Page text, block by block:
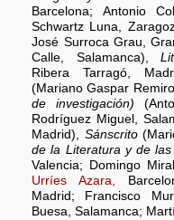
Barcelona; Antonio
Schwartz Luna,
José Surroca Grau,
Calle, Salamanca),
Ribera Tarragó,
(Mariano Gaspar
de investigación)
Rodríguez Miguel,
Madrid), Sánscrito
de la Literatura y de las
Valencia; Domingo
Urríes Azara,
Madrid; Francisco
Buesa, Salamanca;